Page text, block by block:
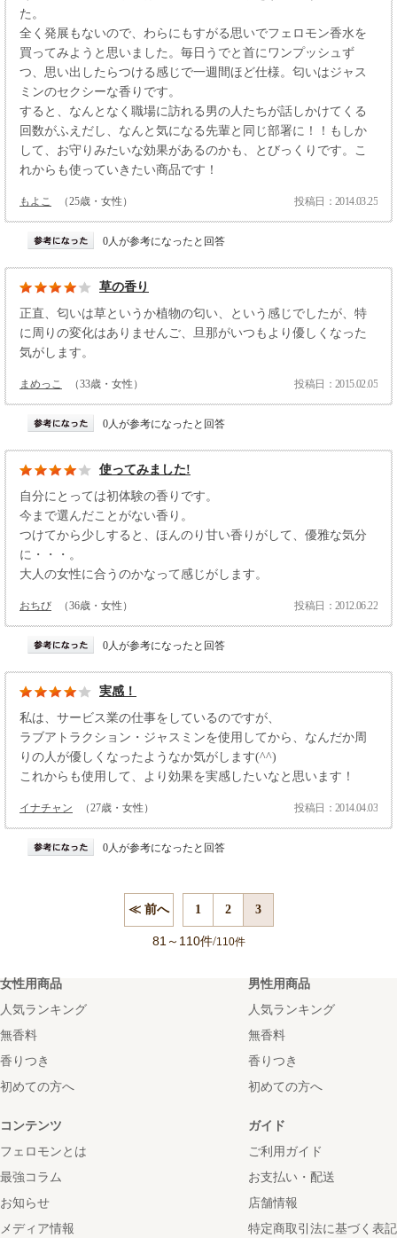
た。
全く発展もないので、わらにもすがる思いでフェロモン香水を
買ってみようと思いました。毎日うでと首にワンプッシュず
つ、思い出したらつける感じで一週間ほど仕様。匂いはジャス
ミンのセクシーな香りです。
すると、なんとなく職場に訪れる男の人たちが話しかけてくる
回数がふえだし、なんと気になる先輩と同じ部署に！！もしか
して、お守りみたいな効果があるのかも、とびっくりです。こ
れからも使っていきたい商品です！
もよこ （25歳・女性） 投稿日：2014.03.25
0人が参考になったと回答
草の香り
正直、匂いは草というか植物の匂い、という感じでしたが、特
に周りの変化はありませんご、旦那がいつもより優しくなった
気がします。
まめっこ （33歳・女性） 投稿日：2015.02.05
0人が参考になったと回答
使ってみました!
自分にとっては初体験の香りです。
今まで選んだことがない香り。
つけてから少しすると、ほんのり甘い香りがして、優雅な気分
に・・・。
大人の女性に合うのかなって感じがします。
おちび （36歳・女性） 投稿日：2012.06.22
0人が参考になったと回答
実感！
私は、サービス業の仕事をしているのですが、
ラブアトラクション・ジャスミンを使用してから、なんだか周
りの人が優しくなったようなか気がします(^^)
これからも使用して、より効果を実感したいなと思います！
イナチャン （27歳・女性） 投稿日：2014.04.03
0人が参考になったと回答
≪ 前へ 1 2 3
81～ 110件/110件
女性用商品
人気ランキング
無香料
香りつき
初めての方へ
男性用商品
人気ランキング
無香料
香りつき
初めての方へ
コンテンツ
フェロモンとは
最強コラム
お知らせ
メディア情報
ガイド
ご利用ガイド
お支払い・配送
店舗情報
特定商取引法に基づく表記